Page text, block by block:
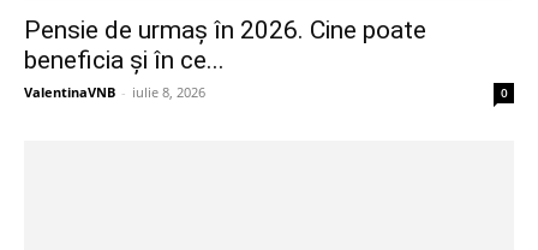
Pensie de urmaș în 2026. Cine poate
beneficia și în ce...
ValentinaVNB - iulie 8, 2026 0